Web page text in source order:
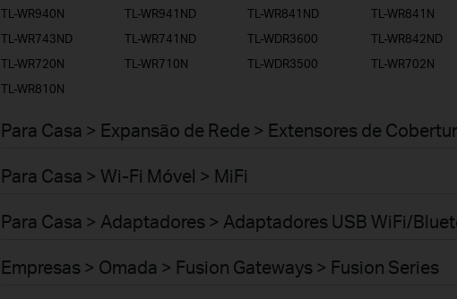
TL-WR940N
TL-WR941ND TL-WR841ND TL-WR841N
TL-WR743ND
TL-WR741ND TL-WDR3600 TL-WR842ND
TL-WR720N
TL-WR710N TL-WDR3500 TL-WR702N
TL-WR810N
Para Casa > Expansão de Rede > Extensores de
Para Casa > Wi-Fi Móvel > MiFi
Para Casa > Adaptadores > Adaptadores USB WiFi/
Empresas > Omada > Fusion Gateways > Fusion Series